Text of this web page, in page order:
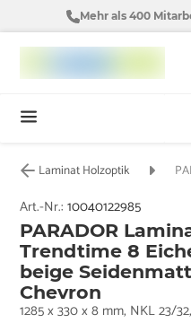
Mehr als 400
Laminat Holzoptik
Art.-Nr.:10040122985
PARADOR
Trendtime 8
beige
Chevron
1285 x 330 x 8 mm, NKL 23/